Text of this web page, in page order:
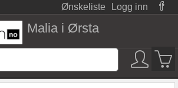
Ønskeliste Logg inn
Malia i Ørsta